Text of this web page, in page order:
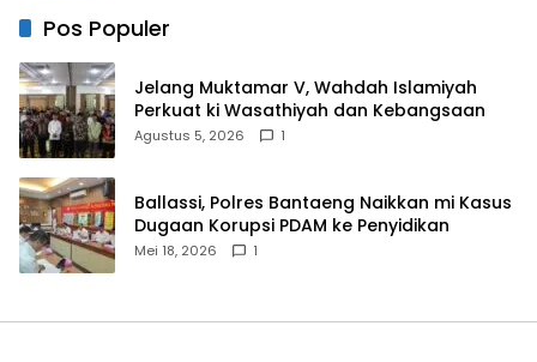
Pos Populer
Jelang Muktamar V, Wahdah Islamiyah
Perkuat ki Wasathiyah dan Kebangsaan
Agustus 5, 2026 1
Ballassi, Polres Bantaeng Naikkan mi Kasus
Dugaan Korupsi PDAM ke Penyidikan
Mei 18, 2026 1